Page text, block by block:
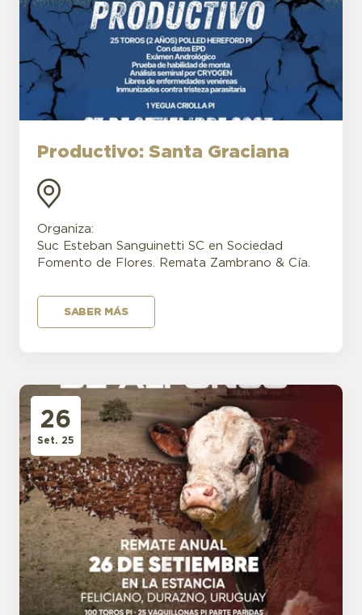
Productivo: Santa Graciana
Organiza:
Suc Esteban Sanguinetti SC en Sociedad
Fomento de Flores. Remata Zambrano & Cía.
SABER MÁS
26
Set. 25